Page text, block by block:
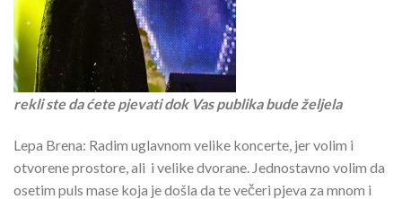
rekli ste da ćete pjevati dok Vas publika bude željela
Lepa Brena: Radim uglavnom velike koncerte, jer volim i
otvorene prostore, ali i velike dvorane. Jednostavno volim da
osetim puls mase koja je došla da te večeri pjeva za mnom i